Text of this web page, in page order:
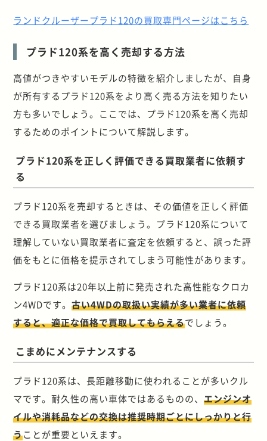
ランドクルーザープラド120の買取専門ページはこちら
プラド120系を高く売却する方法
高値がつきやすいモデルの特徴を紹介しましたが、自身
が所有するプラド120系をより高く売る方法を知りたい
方も多いでしょう。ここでは、プラド120系を高く売却
するためのポイントについて解説します。
プラド120系を正しく評価できる買取業者に依頼す
る
プラド120系を売却するときは、その価値を正しく評価
できる買取業者を選びましょう。プラド120系について
理解していない買取業者に査定を依頼すると、誤った評
価をもとに価格を提示されてしまう可能性があります。
プラド120系は20年以上前に発売された高性能なクロカ
ン4WDです。古い4WDの取扱い実績が多い業者に依頼
すると、適正な価格で買取してもらえるでしょう。
こまめにメンテナンスする
プラド120系は、長距離移動に使われることが多いクル
マです。耐久性の高い車体ではあるものの、エンジンオ
イルや消耗品などの交換は推奨時期ごとにしっかりと行
うことが重要といえます。